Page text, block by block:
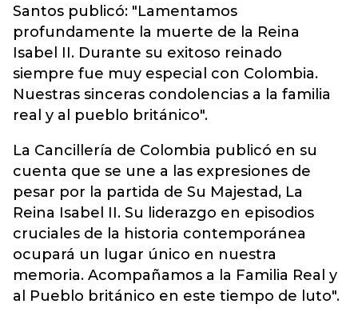
Santos publicó: "Lamentamos
profundamente la muerte de la Reina
Isabel II. Durante su exitoso reinado
siempre fue muy especial con Colombia.
Nuestras sinceras condolencias a la familia
real y al pueblo británico".
La Cancillería de Colombia publicó en su
cuenta que se une a las expresiones de
pesar por la partida de Su Majestad, La
Reina Isabel II. Su liderazgo en episodios
cruciales de la historia contemporánea
ocupará un lugar único en nuestra
memoria. Acompañamos a la Familia Real y
al Pueblo británico en este tiempo de luto".